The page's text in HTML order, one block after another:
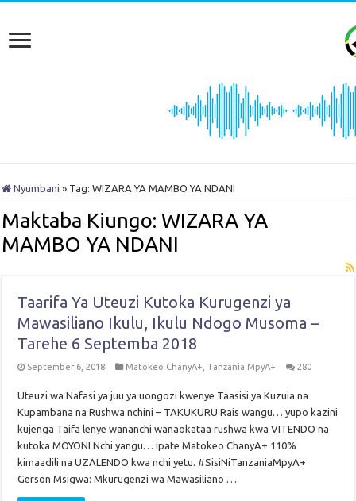
Nyumbani » Tag:WIZARA YA MAMBO YA NDANI
Maktaba Kiungo:WIZARA YA
MAMBO YA NDANI
Taarifa Ya Uteuzi Kutoka Kurugenzi ya
Mawasiliano Ikulu, Ikulu Ndogo Musoma –
Tarehe 6 Septemba 2018
September 6, 2018 Matokeo ChanyA+ ,Tanzania MpyA+ 280
Uteuzi wa Nafasi ya juu ya uongozi kwenye Taasisi ya Kuzuia na
Kupambana na Rushwa nchini – TAKUKURU Rais wangu… yupo kazini
kujenga Taifa lenye wananchi wanaokataa rushwa kwa VITENDO na
kutoka MOYONI Nchi yangu… ipate Matokeo ChanyA+ 110%
kimaadili na UZALENDO kwa nchi yetu. #SisiNiTanzaniaMpyA+
Gerson Msigwa: Mkurugenzi wa Mawasiliano …